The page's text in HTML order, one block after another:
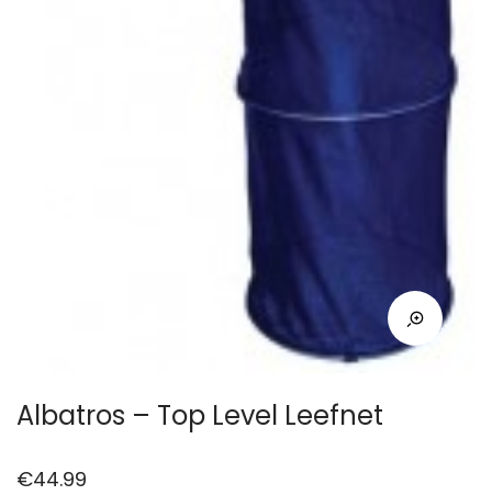
Albatros – Top Level Leefnet
€44.99